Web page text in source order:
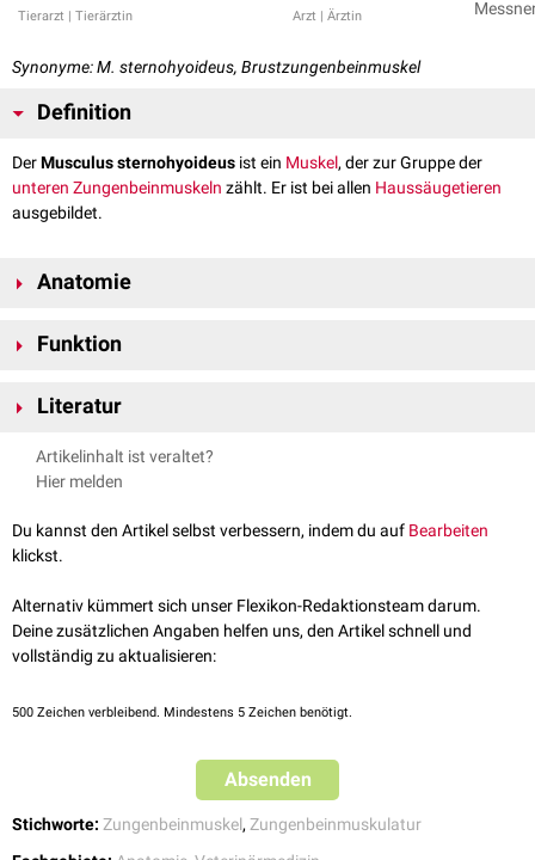
Tierarzt | Tierärztin Arzt | Ärztin
Synonyme: M. sternohyoideus, Brustzungenbeinmuskel
Definition
DerMusculus sternohyoideus ist ein Muskel, der zur Gruppe der
unteren Zungenbeinmuskeln zählt. Er ist bei allen Haussäugetieren
ausgebildet.
Anatomie
welcher derLuftröhre
Gegenpart und den
Der Muskel entspringt am
Innervation
motorischversorgt.
Funktion
Zungenbeins und damit der gesamten
Literatur
Nickel, Richard, August Schummer, and Eugen Seiferle. Band I:
Bewegungsapparat. Lehrbuch der Anatomie der Haustiere. Parey,
Artikelinhalt ist veraltet?
Hier melden
Du kannst den Artikel selbst verbessern, indem du auf Bearbeiten
klickst.
Alternativ kümmert sich unser Flexikon-Redaktionsteam darum.
Deine zusätzlichen Angaben helfen uns, den Artikel schnell und
vollständig zu aktualisieren:
500 Zeichen verbleibend. Mindestens 5 Zeichen benötigt.
Absenden
Stichworte: Zungenbeinmuskel, Zungenbeinmuskulatur